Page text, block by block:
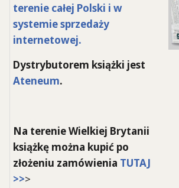
terenie całej Polski i w
systemie sprzedaży
internetowej.
Dystrybutorem książki jest
Ateneum.
Na terenie Wielkiej Brytanii
książkę można kupić po
złożeniu zamówienia TUTAJ
>>>